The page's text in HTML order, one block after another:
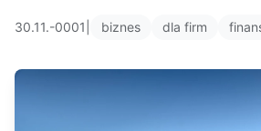
30.11.-0001 biznes dla firm